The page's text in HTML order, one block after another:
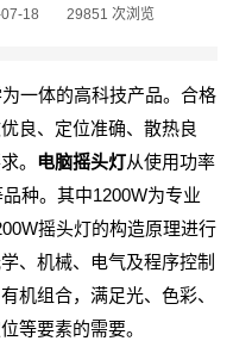
18 29851 次浏览
一体的高科技产品。合格
良、定位准确、散热良
。 电脑摇头灯从使用功率
种。其中1200W为专业
摇头灯的构造原理进行
、机械、电气及程序控制
机组合，满足光、色彩、
等要素的需要。